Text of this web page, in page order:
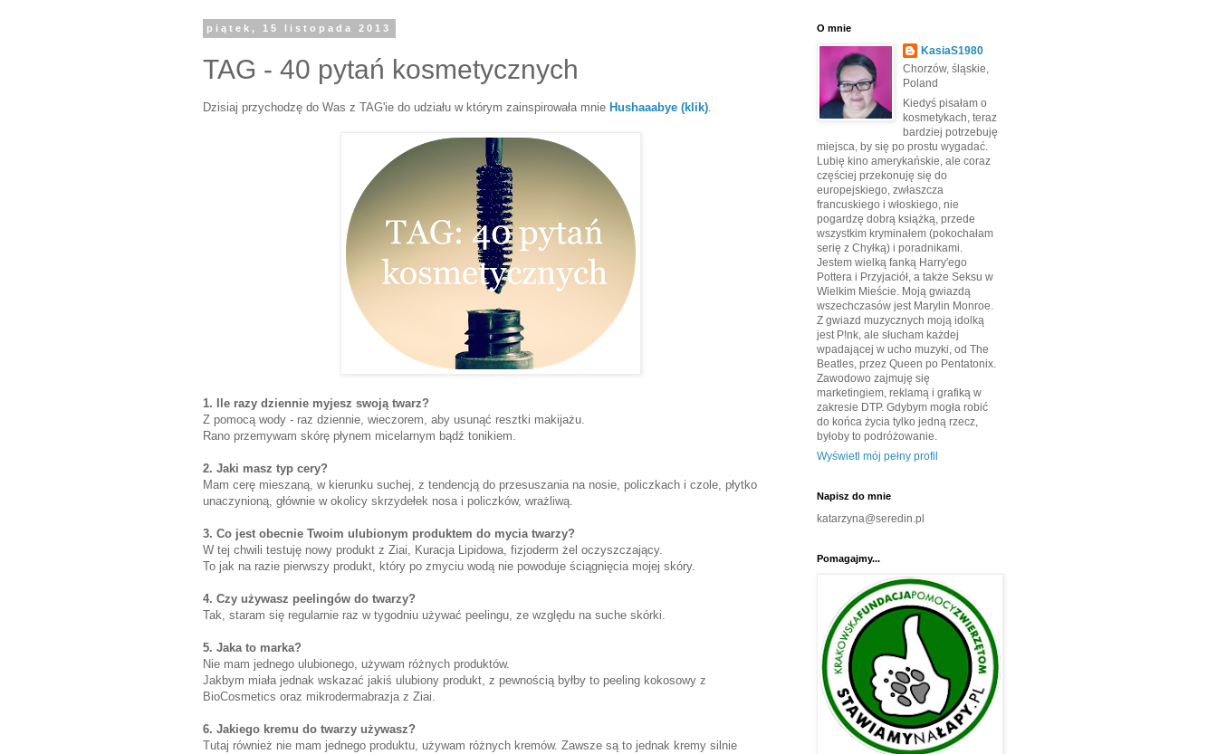
piątek, 15 listopada 2013
TAG - 40 pytań kosmetycznych
Dzisiaj przychodzę do Was z TAG'ie do udziału w którym zainspirowała mnie Hushaaabye (klik).
1. Ile razy dziennie myjesz swoją twarz?
Z pomocą wody - raz dziennie, wieczorem, aby usunąć resztki makijażu.
Rano przemywam skórę płynem micelarnym bądź tonikiem.
2. Jaki masz typ cery?
Mam cerę mieszaną, w kierunku suchej, z tendencją do przesuszania na nosie, policzkach i czole, płytko
unaczynioną, głównie w okolicy skrzydełek nosa i policzków, wrażliwą.
3. Co jest obecnie Twoim ulubionym produktem do mycia twarzy?
W tej chwili testuję nowy produkt z Ziai, Kuracja Lipidowa, fizjoderm żel oczyszczający.
To jak na razie pierwszy produkt, który po zmyciu wodą nie powoduje ściągnięcia mojej skóry.
4. Czy używasz peelingów do twarzy?
Tak, staram się regularnie raz w tygodniu używać peelingu, ze względu na suche skórki.
5. Jaka to marka?
Nie mam jednego ulubionego, używam różnych produktów.
Jakbym miała jednak wskazać jakiś ulubiony produkt, z pewnością byłby to peeling kokosowy z
BioCosmetics oraz mikrodermabrazja z Ziai.
6. Jakiego kremu do twarzy używasz?
Tutaj również nie mam jednego produktu, używam różnych kremów. Zawsze są to jednak kremy silnie
O mnie
KasiaS1980
Chorzów, śląskie,
Poland
Kiedyś pisałam o
kosmetykach, teraz
bardziej potrzebuję
miejsca, by się po prostu wygadać.
Lubię kino amerykańskie, ale coraz
częściej przekonuję się do
europejskiego, zwłaszcza
francuskiego i włoskiego, nie
pogardzę dobrą książką, przede
wszystkim kryminałem (pokochałam
serię z Chyłką) i poradnikami.
Jestem wielką fanką Harry'ego
Pottera i Przyjaciół, a także Seksu w
Wielkim Mieście. Moją gwiazdą
wszechczasów jest Marylin Monroe.
Z gwiazd muzycznych moją idolką
jest P!nk, ale słucham każdej
wpadającej w ucho muzyki, od The
Beatles, przez Queen po Pentatonix.
Zawodowo zajmuję się
marketingiem, reklamą i grafiką w
zakresie DTP. Gdybym mogła robić
do końca życia tylko jedną rzecz,
byłoby to podróżowanie.
Wyświetl mój pełny profil
Napisz do mnie
katarzyna@seredin.pl
Pomagajmy...